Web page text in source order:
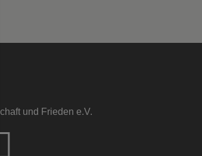
und Frieden e.V.